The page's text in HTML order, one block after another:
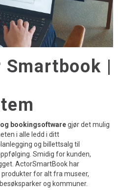
|
bookingsoftwaregjør det mulig
i alle ledd i ditt
og billettsalg til
Smidig for kunden,
ActorSmartBook har
for alt fra museer,
og kommuner.